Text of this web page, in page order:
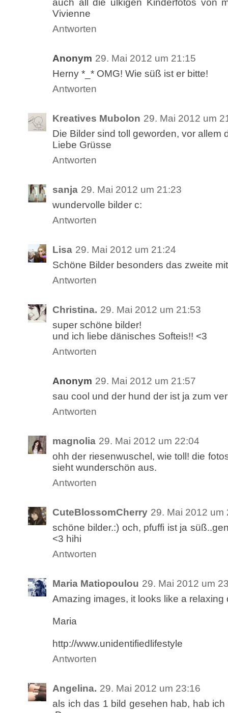
auch all die ulkigen Kinderfotos von
Vivienne
Antworten
Anonym 29. Mai 2012 um 21:15
Herny *_* OMG! Wie süß ist er bitte!
Antworten
Kreatives Mubolon 29. Mai 2012 um
Die Bilder sind toll geworden, vor allem
Liebe Grüsse
Antworten
sanja 29. Mai 2012 um 21:23
wundervolle bilder c:
Antworten
Lisa 29. Mai 2012 um 21:24
Schöne Bilder besonders das zweite
Antworten
Christina. 29. Mai 2012 um 21:53
super schöne bilder!
und ich liebe dänisches Softeis!! <3
Antworten
Anonym 29. Mai 2012 um 21:57
sau cool und der hund der ist ja zum
Antworten
magnolia 29. Mai 2012 um 22:04
ohh der riesenwuschel, wie toll! die
sieht wunderschön aus.
Antworten
CuteBlossomCherry 29. Mai 2012 um
schöne bilder.:) och, pfuffi ist ja
<3 hihi
Antworten
Maria Matiopoulou 29. Mai 2012 um
Amazing images, it looks like a relaxing
Maria
http://www.unidentifiedlifestyle
Antworten
Angelina. 29. Mai 2012 um 23:16
als ich das 1 bild gesehen hab, hab